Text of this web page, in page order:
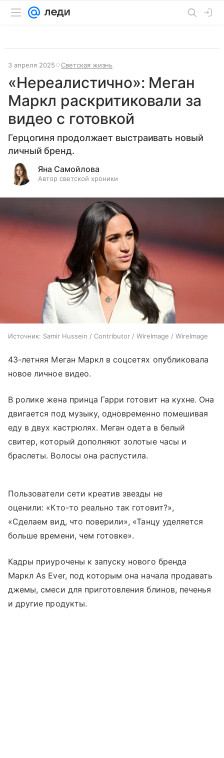
3 апреля 2025 Светская жизнь
«Нереалистично»: Меган
Маркл раскритиковали за
видео с готовкой
Герцогиня продолжает выстраивать новый
личный бренд.
Яна Самойлова
Автор светской хроники
Источник: Samir Hussein / Contributor / WireImage / WireImage
43-летняя Меган Маркл в соцсетях опубликовала
новое личное видео.
В ролике жена принца Гарри готовит на кухне. Она
двигается под музыку, одновременно помешивая
еду в двух кастрюлях. Меган одета в белый
свитер, который дополняют золотые часы и
браслеты. Волосы она распустила.
Пользователи сети креатив звезды не
оценили: «Кто-то реально так готовит?»,
«Сделаем вид, что поверили», «Танцу уделяется
больше времени, чем готовке».
Кадры приурочены к запуску нового бренда
Маркл As Ever, под которым она начала продавать
джемы, смеси для приготовления блинов, печенья
и другие продукты.